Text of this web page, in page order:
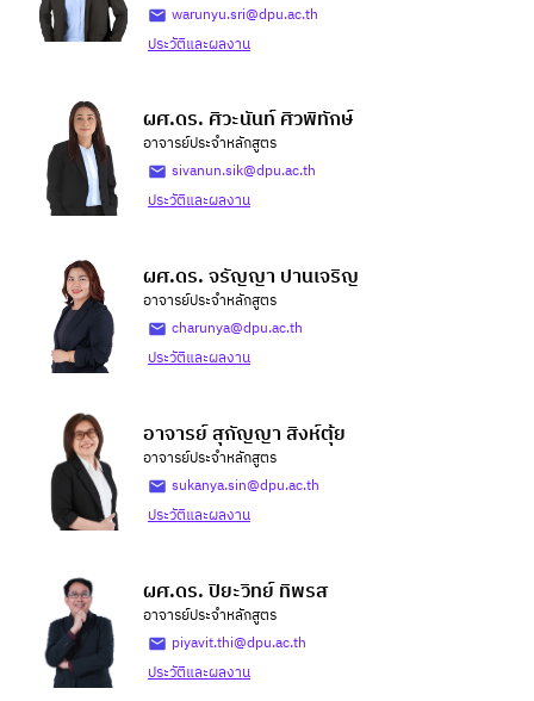
warunyu.sri@dpu.ac.th
ประวัติและผลงาน
ผศ.ดร. ศิวะนันท์ ศิวพิทักษ์
อาจารย์ประจำหลักสูตร
sivanun.sik@dpu.ac.th
ประวัติและผลงาน
ผศ.ดร. จรัญญา ปานเจริญ
อาจารย์ประจำหลักสูตร
charunya@dpu.ac.th
ประวัติและผลงาน
อาจารย์ สุกัญญา สิงห์ตุ้ย
อาจารย์ประจำหลักสูตร
sukanya.sin@dpu.ac.th
ประวัติและผลงาน
ผศ.ดร. ปิยะวิทย์ ทิพรส
อาจารย์ประจำหลักสูตร
piyavit.thi@dpu.ac.th
ประวัติและผลงาน